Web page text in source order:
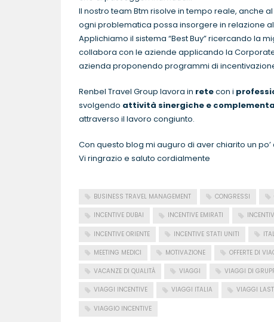
Il nostro team Btm risolve in tempo reale, anche
ogni problematica possa insorgere in relazione
Applichiamo il sistema “Best Buy” ricercando la
collabora con le aziende applicando la
azienda proponendo programmi di
Renbel Travel Group lavora in retecon i
svolgendo attività sinergiche e
attraverso il lavoro congiunto.
Con questo blog mi auguro di aver chiarito un
Vi ringrazio e saluto cordialmente
BUSINESS TRAVEL MANAGEMENT CONGRESSI
INCENTIVE DUBAI INCENTIVE EMIRATI
INCENTIVE ORIENTE INCENTIVE STATI UNITI
MEETING MEDICI MOTIVAZIONE OFFERTE DI
VACANZE DI QUALITÀ VIAGGI VIAGGI DI
VIAGGI INCENTIVE VIAGGI ITALIA VIAGGI
VIAGGIO INCENTIVE